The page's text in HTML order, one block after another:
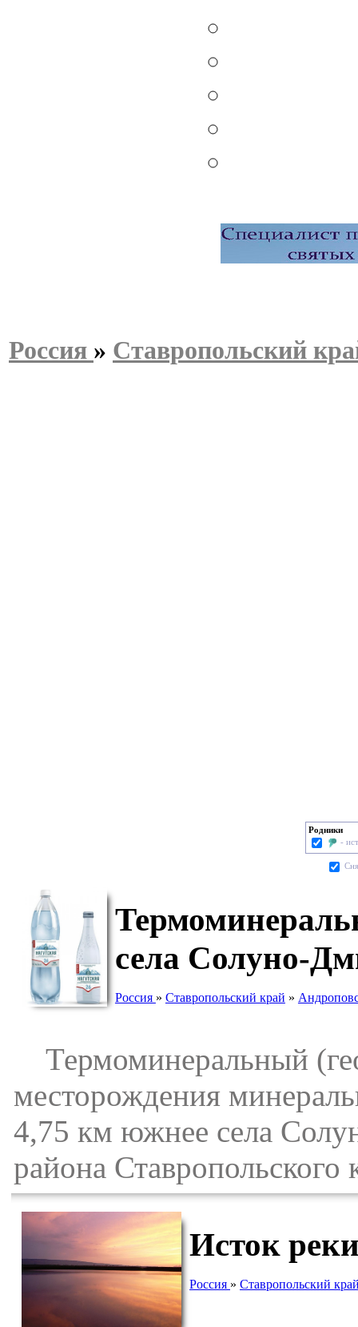
Россия » Ставропольский
Родники
-
села Солуно-
Россия » Ставропольский край »
Термоминеральный
месторождения
4,75 км южнее села
района Ставропольского
Исток
Россия » Ставропольский